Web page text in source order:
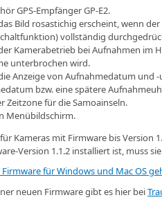
GPS-Empfänger GP-E2.
Bild rosastichig erscheint, wenn
vollständig
Kamerabetrieb bei Aufnahmen im
unterbrochen wird.
Anzeige von Aufnahmedatum und
bzw. eine spätere
Zeitzone für die Samoainseln.
Menübildschirm.
Kameras mit Firmware bis Version
Version 1.1.2 installiert ist, muss
für Windows und Mac OS
neuen Firmware gibt es hier bei